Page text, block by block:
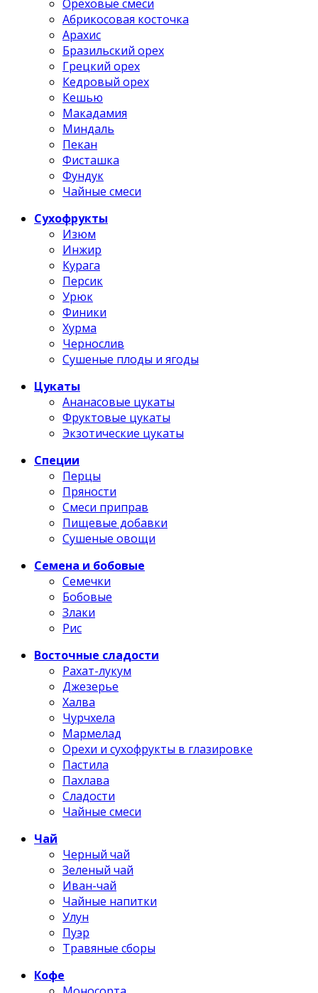
Ореховые смеси
Абрикосовая косточка
Арахис
Бразильский орех
Грецкий орех
Кедровый орех
Кешью
Макадамия
Миндаль
Пекан
Фисташка
Фундук
Чайные смеси
Сухофрукты
Изюм
Инжир
Курага
Персик
Урюк
Финики
Хурма
Чернослив
Сушеные плоды и ягоды
Цукаты
Ананасовые цукаты
Фруктовые цукаты
Экзотические цукаты
Специи
Перцы
Пряности
Смеси приправ
Пищевые добавки
Сушеные овощи
Семена и бобовые
Семечки
Бобовые
Злаки
Рис
Восточные сладости
Рахат-лукум
Джезерье
Халва
Чурчхела
Мармелад
Орехи и сухофрукты в глазировке
Пастила
Пахлава
Сладости
Чайные смеси
Чай
Черный чай
Зеленый чай
Иван-чай
Чайные напитки
Улун
Пуэр
Травяные сборы
Кофе